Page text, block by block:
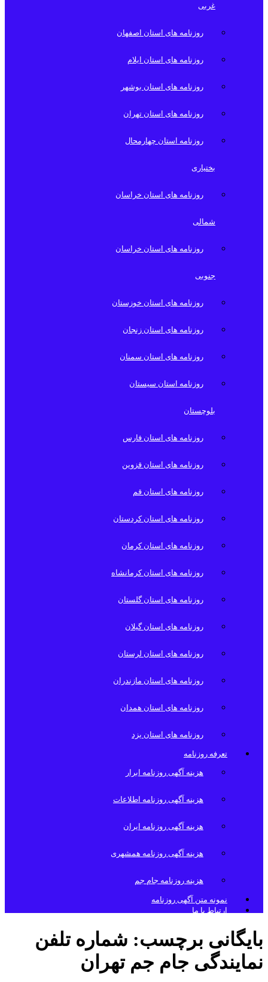
غربی
روزنامه های استان اصفهان
روزنامه های استان ایلام
روزنامه های استان بوشهر
روزنامه های استان تهران
روزنامه استان چهارمحال
بختیاری
روزنامه های استان خراسان
شمالی
روزنامه های استان خراسان
جنوبی
روزنامه های استان خوزستان
روزنامه های استان زنجان
روزنامه های استان سمنان
روزنامه استان سیستان
بلوچستان
روزنامه های استان فارس
روزنامه های استان قزوین
روزنامه های استان قم
روزنامه های استان کردستان
روزنامه های استان کرمان
روزنامه های استان کرمانشاه
روزنامه های استان گلستان
روزنامه های استان گیلان
روزنامه های استان لرستان
روزنامه های استان مازندران
روزنامه های استان همدان
روزنامه های استان یزد
تعرفه روزنامه
هزینه آگهی روزنامه ابرار
هزینه آگهی روزنامه اطلاعات
هزینه آگهی روزنامه ایران
هزینه آگهی روزنامه همشهری
هزینه روزنامه جام جم
نمونه متن آگهی روزنامه
ارتباط با ما
بایگانی برچسب: شماره تلفن
نمایندگی جام جم تهران